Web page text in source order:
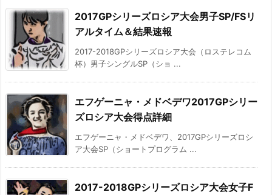
2017GPシリーズロシア大会男子SP/FSリ
アルタイム＆結果速報
2017-2018GPシリーズロシア大会（ロステレコム
杯）男子シングルSP（ショ ...
エフゲーニャ・メドベデワ2017GPシリー
ズロシア大会得点詳細
エフゲーニャ・メドベデワ、2017GPシリーズロシ
ア大会SP（ショートプログラム ...
2017-2018GPシリーズロシア大会女子F